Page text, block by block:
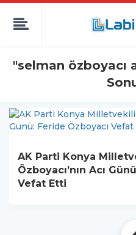
"selman özboyacı
AK Parti Konya
Özboyacı’nın Acı
Vefat Etti